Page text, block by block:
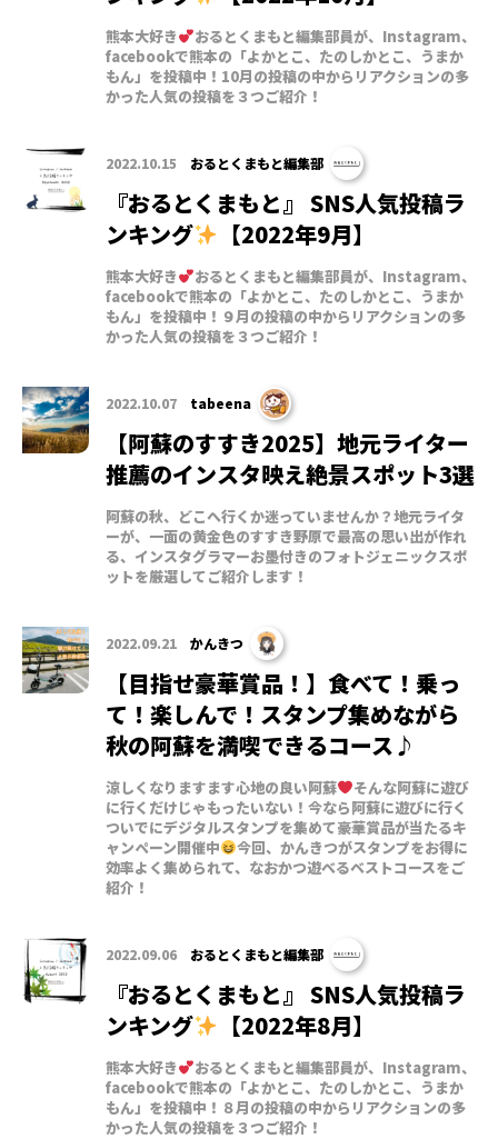
熊本大好き
おるとくまもと編集部員が、Instagram、
facebookで熊本の「よかとこ、たのしかとこ、うまか
もん」を投稿中！10月の投稿の中からリアクションの多
かった人気の投稿を３つご紹介！
2022.10.15 おるとくまもと編集部
『おるとくまもと』 SNS人気投稿ラ
ンキング
【2022年9月】
熊本大好き
おるとくまもと編集部員が、Instagram、
facebookで熊本の「よかとこ、たのしかとこ、うまか
もん」を投稿中！９月の投稿の中からリアクションの多
かった人気の投稿を３つご紹介！
2022.10.07 tabeena
【阿蘇のすすき2025】地元ライター
推薦のインスタ映え絶景スポット3選
阿蘇の秋、どこへ行くか迷っていませんか？地元ライタ
ーが、一面の黄金色のすすき野原で最高の思い出が作れ
る、インスタグラマーお墨付きのフォトジェニックスポ
ットを厳選してご紹介します！
2022.09.21 かんきつ
【目指せ豪華賞品！】食べて！乗っ
て！楽しんで！スタンプ集めながら
秋の阿蘇を満喫できるコース♪
涼しくなりますます心地の良い阿蘇
そんな阿蘇に遊び
に行くだけじゃもったいない！今なら阿蘇に遊びに行く
ついでにデジタルスタンプを集めて豪華賞品が当たるキ
ャンペーン開催中
今回、かんきつがスタンプをお得に
効率よく集められて、なおかつ遊べるベストコースをご
紹介！
2022.09.06 おるとくまもと編集部
『おるとくまもと』 SNS人気投稿ラ
ンキング
【2022年8月】
熊本大好き
おるとくまもと編集部員が、Instagram、
facebookで熊本の「よかとこ、たのしかとこ、うまか
もん」を投稿中！８月の投稿の中からリアクションの多
かった人気の投稿を３つご紹介！